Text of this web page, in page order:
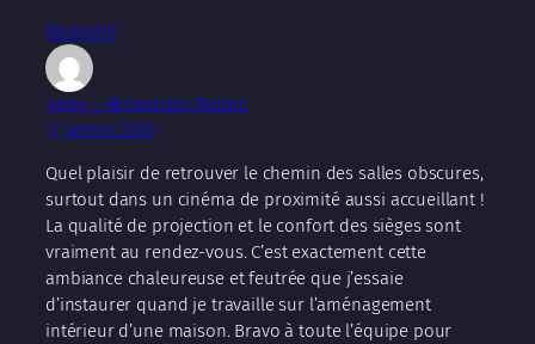
Répondre
Julien – Rénovation Maison
17 janvier 2026
Quel plaisir de retrouver le chemin des salles obscures,
surtout dans un cinéma de proximité aussi accueillant !
La qualité de projection et le confort des sièges sont
vraiment au rendez-vous. C’est exactement cette
ambiance chaleureuse et feutrée que j’essaie
d’instaurer quand je travaille sur l’aménagement
intérieur d’une maison. Bravo à toute l’équipe pour